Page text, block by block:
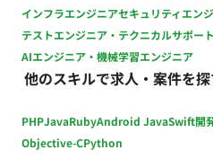
インフラエンジニアセキュリティエン
テストエンジニア・テクニカルサポート
AIエンジニア・機械学習エンジニア
他のスキルで求人・案件を
PHPJavaRubyAndroid JavaSwift開
Objective-CPython